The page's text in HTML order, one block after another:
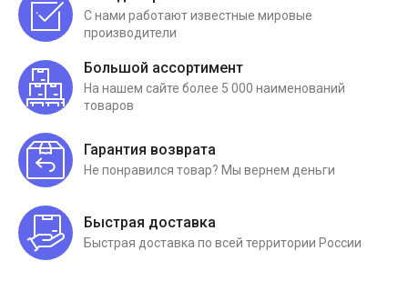
С нами работают известные мировые
производители
Большой ассортимент
На нашем сайте более 5 000 наименований
товаров
Гарантия возврата
Не понравился товар? Мы вернем деньги
Быстрая доставка
Быстрая доставка по всей территории России